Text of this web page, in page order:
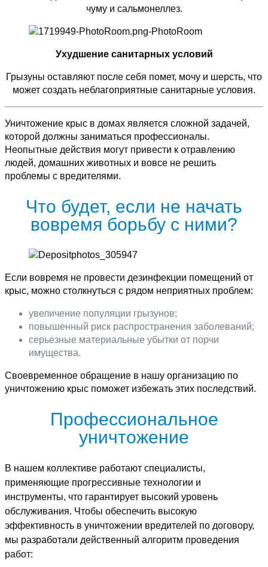
чуму и сальмонеллез.
Ухудшение санитарных условий
Грызуны оставляют после себя помет, мочу и шерсть, что
может создать неблагоприятные санитарные условия.
Уничтожение крыс в домах является сложной задачей,
которой должны заниматься профессионалы.
Неопытные действия могут привести к отравлению
людей, домашних животных и вовсе не решить
проблемы с вредителями.
Что будет, если не начать
вовремя борьбу с ними?
Если вовремя не провести дезинфекции помещений от
крыс, можно столкнуться с рядом неприятных проблем:
увеличение популяции грызунов;
повышенный риск распространения заболеваний;
серьезные материальные убытки от порчи
имущества.
Своевременное обращение в нашу организацию по
уничтожению крыс поможет избежать этих последствий.
Профессиональное
уничтожение
В нашем коллективе работают специалисты,
применяющие прогрессивные технологии и
инструменты, что гарантирует высокий уровень
обслуживания. Чтобы обеспечить высокую
эффективность в уничтожении вредителей по договору,
мы разработали действенный алгоритм проведения
работ: